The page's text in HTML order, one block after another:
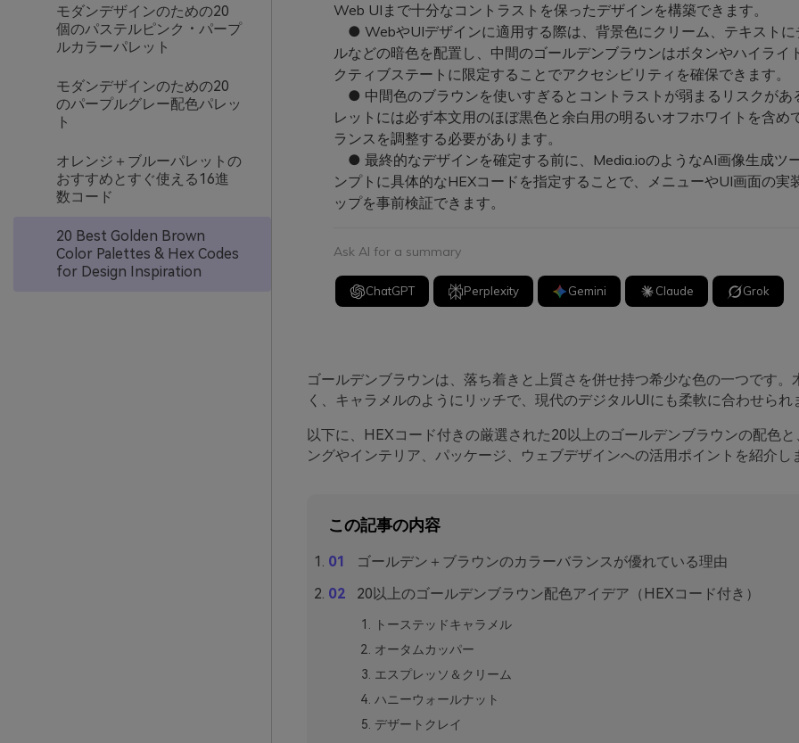
モダンデザインのための20
個のパステルピンク・パープ
ルカラーパレット
モダンデザインのための20
のパープルグレー配色パレッ
ト
オレンジ＋ブルーパレットの
おすすめとすぐ使える16進
数コード
20 Best Golden Brown
Color Palettes & Hex Codes
for Design Inspiration
Web UIまで十分なコントラストを保ったデザインを構築できます。
● WebやUIデザインに適用する際は、背景色にクリーム、テキストに
ルなどの暗色を配置し、中間のゴールデンブラウンはボタンやハイライ
クティブステートに限定することでアクセシビリティを確保できます。
● 中間色のブラウンを使いすぎるとコントラストが弱まるリスクがあ
レットには必ず本文用のほぼ黒色と余白用の明るいオフホワイトを含め
ランスを調整する必要があります。
● 最終的なデザインを確定する前に、Media.ioのようなAI画像生成ツ
ンプトに具体的なHEXコードを指定することで、メニューやUI画面の実
ップを事前検証できます。
Ask AI for a summary
ChatGPT Perplexity Gemini Claude Grok
ゴールデンブラウンは、落ち着きと上質さを併せ持つ希少な色の一つです。
く、キャラメルのようにリッチで、現代のデジタルUIにも柔軟に合わせられ
以下に、HEXコード付きの厳選された20以上のゴールデンブラウンの配色
ングやインテリア、パッケージ、ウェブデザインへの活用ポイントを紹介し
この記事の内容
ゴールデン＋ブラウンのカラーバランスが優れている理由
20以上のゴールデンブラウン配色アイデア（HEXコード付き）
トーステッドキャラメル
オータムカッパー
エスプレッソ＆クリーム
ハニーウォールナット
デザートクレイ